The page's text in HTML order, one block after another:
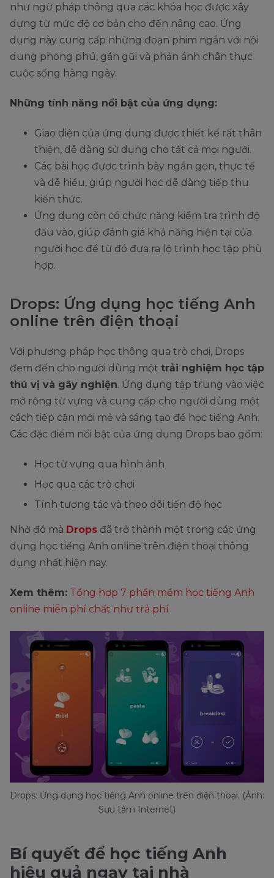
như ngữ pháp thông qua các khóa học được xây
dựng từ mức độ cơ bản cho đến nâng cao. Ứng
dụng này cung cấp những đoạn phim ngắn với nội
dung phong phú, gần gũi và phản ánh chân thực
cuộc sống hàng ngày.
Những tính năng nổi bật của ứng dụng:
Giao diện của ứng dụng được thiết kế rất thân
thiện, dễ dàng sử dụng cho tất cả mọi người.
Các bài học được trình bày ngắn gọn, thực tế
và dễ hiểu, giúp người học dễ dàng tiếp thu
kiến thức.
Ứng dụng còn có chức năng kiểm tra trình độ
đầu vào, giúp đánh giá khả năng hiện tại của
người học để từ đó đưa ra lộ trình học tập phù
hợp.
Drops: Ứng dụng học tiếng Anh
online trên điện thoại
Với phương pháp học thông qua trò chơi, Drops
đem đến cho người dùng một trải nghiệm học tập
thú vị và gây nghiện. Ứng dụng tập trung vào việc
mở rộng từ vựng và cung cấp cho người dùng một
cách tiếp cận mới mẻ và sáng tạo để học tiếng Anh.
Các đặc điểm nổi bật của ứng dụng Drops bao gồm:
Học từ vựng qua hình ảnh
Học qua các trò chơi
Tính tương tác và theo dõi tiến độ học
Nhờ đó mà Drops đã trở thành một trong các ứng
dụng học tiếng Anh online trên điện thoại thông
dụng nhất hiện nay.
Xem thêm: Tổng hợp 7 phần mềm học tiếng Anh
online miễn phí chất như trả phí
Drops: Ứng dụng học tiếng Anh online trên điện thoại. (Ảnh:
Sưu tầm Internet)
Bí quyết để học tiếng Anh
hiệu quả ngay tại nhà